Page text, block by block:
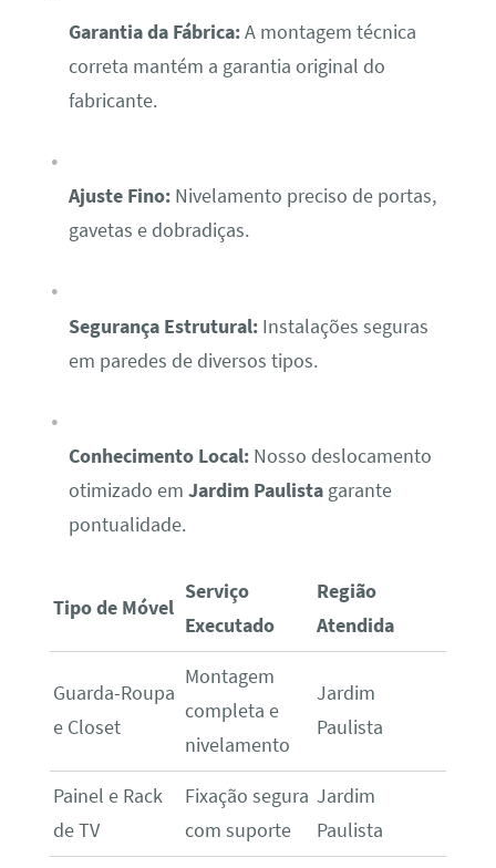
Garantia da Fábrica:A montagem técnica
correta mantém a garantia original do
fabricante.
Ajuste Fino:Nivelamento preciso de portas,
gavetas e dobradiças.
Segurança Estrutural:Instalações seguras
em paredes de diversos tipos.
Conhecimento Local:Nosso deslocamento
otimizado em Jardim Paulistagarante
pontualidade.
Tipo de Móvel
Serviço
Executado
Região
Atendida
Guarda-Roupa
e Closet
Montagem
completa e
nivelamento
Jardim
Paulista
Painel e Rack
de TV
Fixação segura
com suporte
Jardim
Paulista